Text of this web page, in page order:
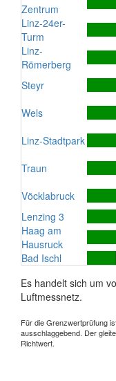
Zentrum
Linz-24er-
Turm
Linz-
Römerberg
Steyr
Wels
Linz-Stadtpark
Traun
Vöcklabruck
Lenzing 3
Haag am
Hausruck
Bad Ischl
Es handelt sich um
Luftmessnetz.
Für die Grenzwertprüfung
ausschlaggebend. Der
Richtwert.